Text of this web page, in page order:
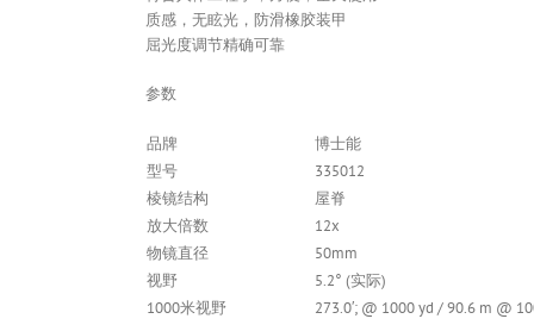
质感，无眩光，防滑橡胶装甲
屈光度调节精确可靠
参数
品牌
博士能
型号
335012
棱镜结构
屋脊
放大倍数
12x
物镜直径
50mm
视野
5.2° (实际)
1000米视野
273.0′; @ 1000 yd / 90.6 m @